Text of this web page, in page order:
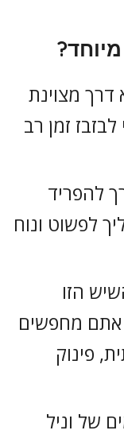
דרך מצוינת
זמן רב
להפריד
לפשוט ונוח
הזו
אתם מחפשים
פינוק
של וניל